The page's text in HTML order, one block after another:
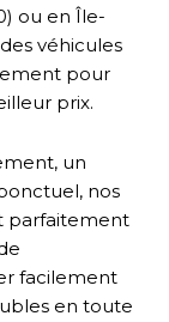
ou en Île-
véhicules
pour
prix.
un
nos
parfaitement
facilement
en toute